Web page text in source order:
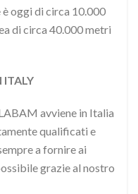
oggi di circa 10.000
di circa 40.000 metri
ITALY
avviene in Italia
qualificati e
a fornire ai
grazie al nostro